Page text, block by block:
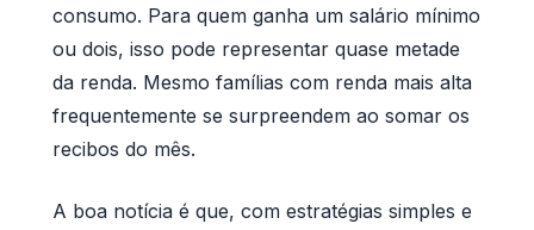
consumo. Para quem ganha um salário mínimo
ou dois, isso pode representar quase metade
da renda. Mesmo famílias com renda mais alta
frequentemente se surpreendem ao somar os
recibos do mês.
A boa notícia é que, com estratégias simples e